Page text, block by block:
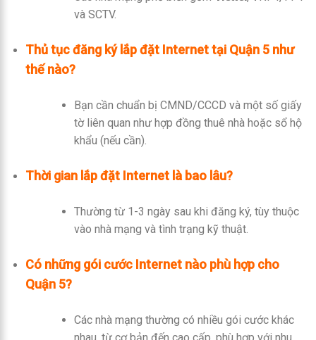
và SCTV.
Thủ tục đăng ký lắp đặt Internet tại Quận 5 như
thế nào?
Bạn cần chuẩn bị CMND/CCCD và một số giấy
tờ liên quan như hợp đồng thuê nhà hoặc sổ hộ
khẩu (nếu cần).
Thời gian lắp đặt Internet là bao lâu?
Thường từ 1-3 ngày sau khi đăng ký, tùy thuộc
vào nhà mạng và tình trạng kỹ thuật.
Có những gói cước Internet nào phù hợp cho
Quận 5?
Các nhà mạng thường có nhiều gói cước khác